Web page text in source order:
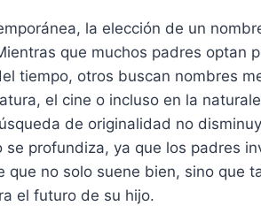
la elección de un
que muchos padres optan
tiempo, otros buscan nombres
el cine o incluso en la
de originalidad no
se profundiza, ya que los padres
que no solo suene bien, sino que
el futuro de su hijo.